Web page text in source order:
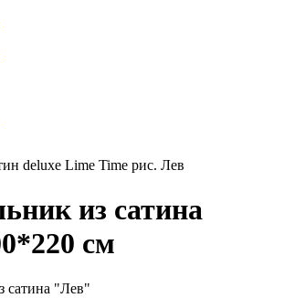
deluxe Lime Time рис. Лев
из сатина
см